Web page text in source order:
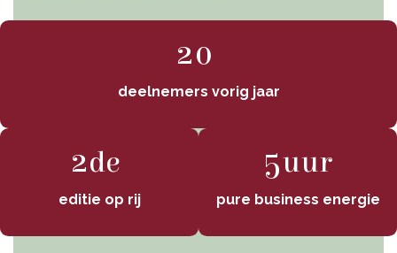
20
deelnemers vorig jaar
2de
editie op rij
5uur
pure business energie